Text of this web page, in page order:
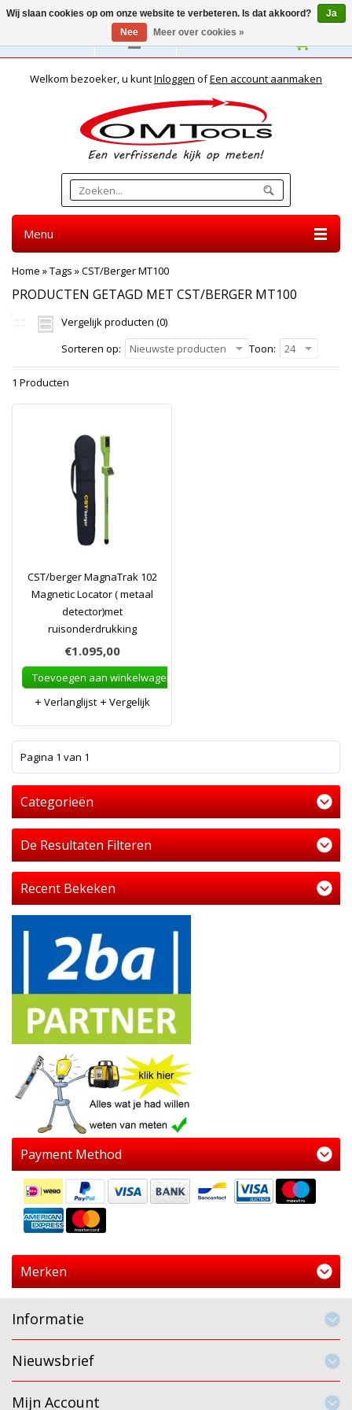
Nederlands
Welkom bezoeker, u kuntInloggen ofEen account aanmaken
Menu
Home »Tags »CST/Berger MT100
PRODUCTEN GETAGD MET CST/BERGER MT100
Vergelijk producten (0)
Sorteren op:
Nieuwste producten Toon: 24
1 Producten
CST/berger MagnaTrak 102
Magnetic Locator ( metaal
detector)met
ruisonderdrukking
€1.095,00
Toevoegen aan winkelwagen
Verlanglijst
Vergelijk
Pagina 1 van 1
Categorieën
De Resultaten Filteren
Recent Bekeken
Payment Method
Merken
Informatie
Nieuwsbrief
Mijn Account
Wij slaan cookies op om onze website te verbeteren. Is dat akkoord?
Ja
Nee
Meer over cookies »